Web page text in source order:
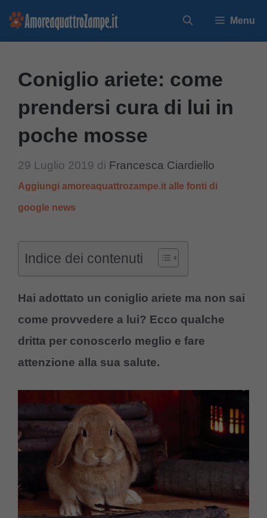
Vai
Menu
Coniglio ariete: come
prendersi cura di lui in
poche mosse
29 Luglio 2019 di Francesca Ciardiello
Aggiungi amoreaquattrozampe.it alle fonti di
google news
Indice dei contenuti
Hai adottato un coniglio ariete ma non sai
come provvedere a lui? Ecco qualche
dritta per conoscerlo meglio e fare
attenzione alla sua salute.